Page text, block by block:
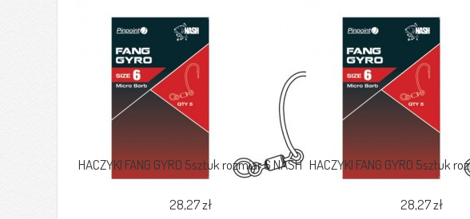
HACZYKI FANG GYRO 5sztuk rozmiar 6 NASH
28,27 zł
HACZYKI FANG GYRO 5sztuk
28,27 zł